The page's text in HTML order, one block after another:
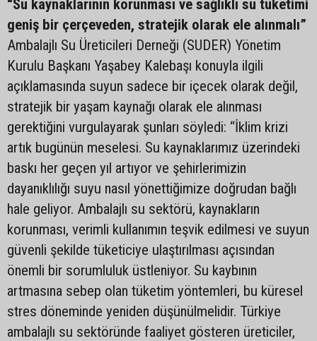
“Su kaynaklarının korunması ve sağlıklı su tüketimi
geniş bir çerçeveden, stratejik olarak ele alınmalı”
Ambalajlı Su Üreticileri Derneği (SUDER) Yönetim
Kurulu Başkanı Yaşabey Kalebaşı konuyla ilgili
açıklamasında suyun sadece bir içecek olarak değil,
stratejik bir yaşam kaynağı olarak ele alınması
gerektiğini vurgulayarak şunları söyledi: “İklim krizi
artık bugünün meselesi. Su kaynaklarımız üzerindeki
baskı her geçen yıl artıyor ve şehirlerimizin
dayanıklılığı suyu nasıl yönettiğimize doğrudan bağlı
hale geliyor. Ambalajlı su sektörü, kaynakların
korunması, verimli kullanımın teşvik edilmesi ve suyun
güvenli şekilde tüketiciye ulaştırılması açısından
önemli bir sorumluluk üstleniyor. Su kaybının
artmasına sebep olan tüketim yöntemleri, bu küresel
stres döneminde yeniden düşünülmelidir. Türkiye
ambalajlı su sektöründe faaliyet gösteren üreticiler,